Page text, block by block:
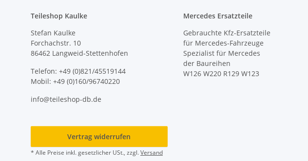
Teileshop Kaulke
Stefan Kaulke
Forchachstr. 10
86462 Langweid-Stettenhofen
Telefon: +49 (0)821/45519144
Mobil: +49 (0)160/96740220
info@teileshop-db.de
Mercedes Ersatzteile
Gebrauchte Kfz-Ersatzteile
für Mercedes-Fahrzeuge
Spezialist für Mercedes
der Baureihen
W126 W220 R129 W123
Vertrag widerrufen
* Alle Preise inkl. gesetzlicher USt., zzgl.Versand